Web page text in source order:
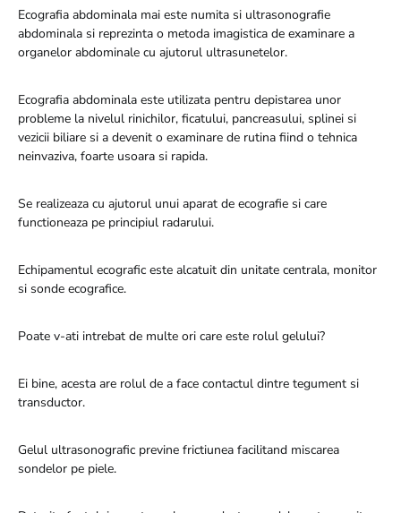
Ecografia abdominala mai este numita si ultrasonografie
abdominala si reprezinta o metoda imagistica de examinare a
organelor abdominale cu ajutorul ultrasunetelor.
Ecografia abdominala este utilizata pentru depistarea unor
probleme la nivelul rinichilor, ficatului, pancreasului, splinei si
vezicii biliare si a devenit o examinare de rutina fiind o tehnica
neinvaziva, foarte usoara si rapida.
Se realizeaza cu ajutorul unui aparat de ecografie si care
functioneaza pe principiul radarului.
Echipamentul ecografic este alcatuit din unitate centrala, monitor
si sonde ecografice.
Poate v-ati intrebat de multe ori care este rolul gelului?
Ei bine, acesta are rolul de a face contactul dintre tegument si
transductor.
Gelul ultrasonografic previne frictiunea facilitand miscarea
sondelor pe piele.